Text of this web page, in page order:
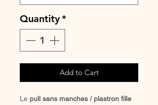
Quantity*
Add to Cart
Le pull sans manches / plastron fille